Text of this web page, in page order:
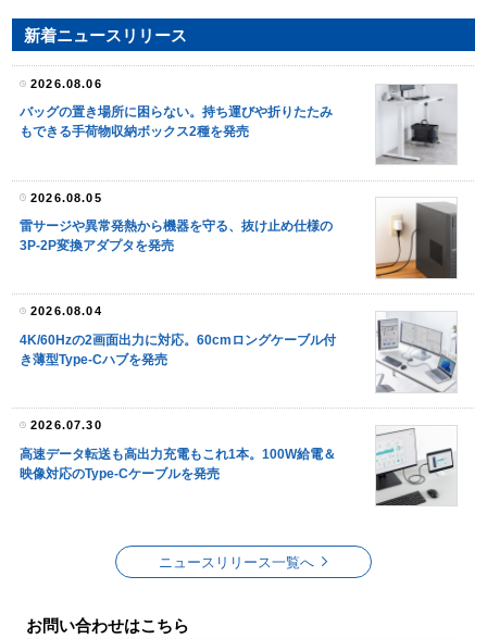
新着ニュースリリース
2026.08.06
バッグの置き場所に困らない。持ち運びや折りたたみ
もできる手荷物収納ボックス2種を発売
2026.08.05
雷サージや異常発熱から機器を守る、抜け止め仕様の
3P-2P変換アダプタを発売
2026.08.04
4K/60Hzの2画面出力に対応。60cmロングケーブル付
き薄型Type-Cハブを発売
2026.07.30
高速データ転送も高出力充電もこれ1本。100W給電＆
映像対応のType-Cケーブルを発売
ニュースリリース一覧へ
お問い合わせはこちら